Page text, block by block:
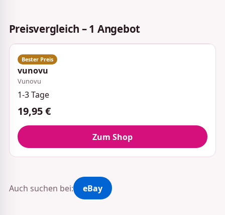
Preisvergleich – 1 Angebot
vunovu
Vunovu
1-3 Tage
19,95 €
Zum Shop
Auch suchen bei: eBay